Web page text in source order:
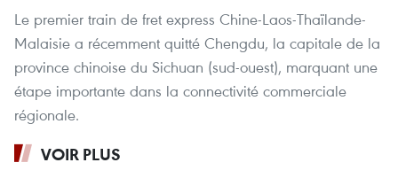
Le premier train de fret express Chine-Laos-Thaïlande-
Malaisie a récemment quitté Chengdu, la capitale de la
province chinoise du Sichuan (sud-ouest), marquant une
étape importante dans la connectivité commerciale
régionale.
VOIR PLUS